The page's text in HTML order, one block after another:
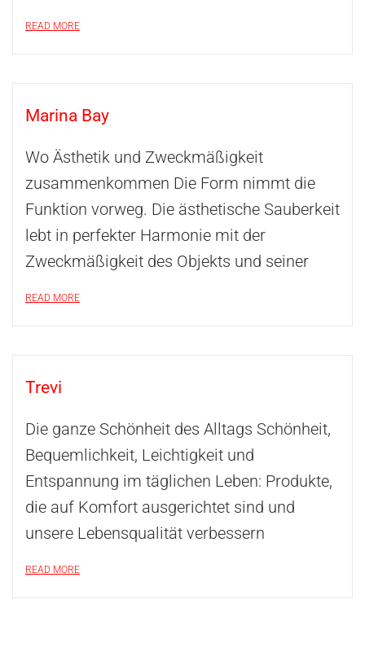
READ MORE
Marina Bay
Wo Ästhetik und Zweckmäßigkeit
zusammenkommen Die Form nimmt die
Funktion vorweg. Die ästhetische Sauberkeit
lebt in perfekter Harmonie mit der
Zweckmäßigkeit des Objekts und seiner
READ MORE
Trevi
Die ganze Schönheit des Alltags Schönheit,
Bequemlichkeit, Leichtigkeit und
Entspannung im täglichen Leben: Produkte,
die auf Komfort ausgerichtet sind und
unsere Lebensqualität verbessern
READ MORE